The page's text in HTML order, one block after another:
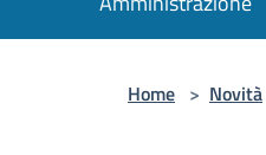
Home > Novità